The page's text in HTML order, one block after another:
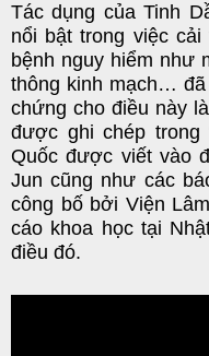
Tác dụng của Tinh
nổi bật trong việc cải
bệnh nguy hiểm như
thông kinh mạch…
chứng cho điều này
được ghi chép trong
Quốc được viết vào
Jun cũng như các
công bố bởi Viện
cáo khoa học tại
điều đó.